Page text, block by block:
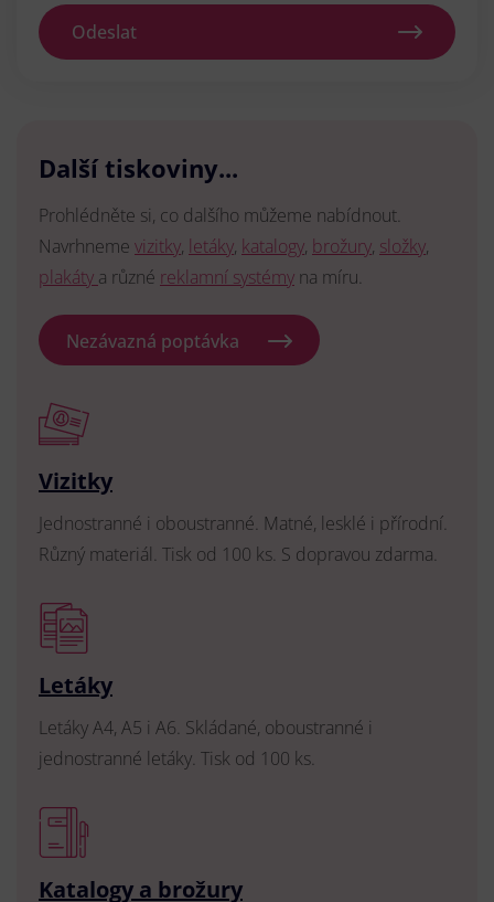
Odeslat
Další tiskoviny...
Prohlédněte si, co dalšího můžeme nabídnout.
Navrhneme vizitky, letáky, katalogy, brožury, složky,
plakáty a různé reklamní systémy na míru.
Nezávazná poptávka
Vizitky
Jednostranné i oboustranné. Matné, lesklé i přírodní.
Různý materiál. Tisk od 100 ks. S dopravou zdarma.
Letáky
Letáky A4, A5 i A6. Skládané, oboustranné i
jednostranné letáky. Tisk od 100 ks.
Katalogy a brožury